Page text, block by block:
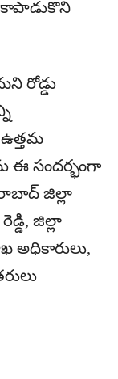
కాపాడుకొని
రోడ్డు
ఈ సందర్భంగా
జిల్లా
జిల్లా
అధికారులు,